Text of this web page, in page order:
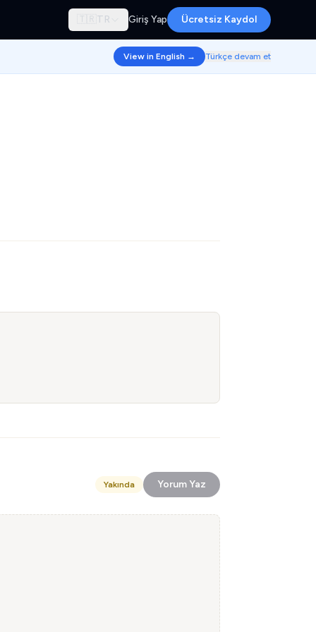
🇹🇷 TR Giriş Yap Ücretsiz Kaydol
View in English → Türkçe devam et
Yakında Yorum Yaz